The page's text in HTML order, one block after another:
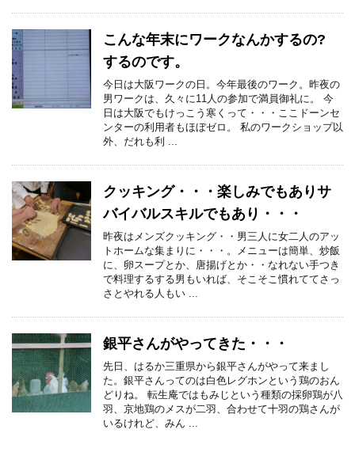
こんな年末にワークなんかするの?
するのです。
今日は大阪ワークの日。今年最後のワーク。昨夜の
男ワークは、久々に11人の参加で満員御礼に。 今
日は大阪でもけっこう寒くって・・・ここドーンセ
ンターの利用者もほぼゼロ。 私のワークショップ以
外、だれも利 ...
クッキング・・・楽しみでもありサ
バイバルスキルでもあり・・・
昨夜はメンズクッキング・・男三人に女二人のアッ
トホームな集まりに・・・。メニューは簡単、炒飯
に、卵スープとか、唐揚げとか・・なれない手つき
で料理するする男もいれば、そこそこ慣れててさっ
さとやれる人もい ...
銀平さんがやってきた・・・
先日、はるか三重県から銀平さんがやって来まし
た。銀平さんってのは白色レグホンという鶏のおん
どりね。 転生庵ではもみじという種類の採卵鶏が八
羽、京地鶏のメスが二羽、合わせて十羽の鶏さんが
いるけれど、みん ...